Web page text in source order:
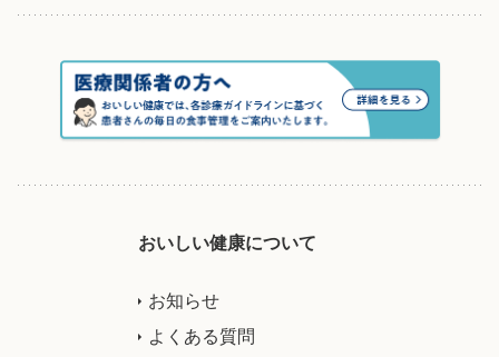
おいしい健康について
お知らせ
よくある質問